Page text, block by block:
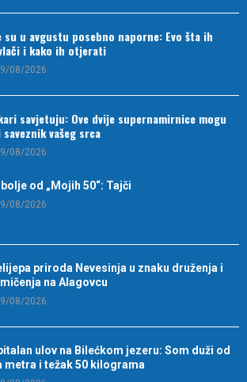
su u avgustu posebno naporne: Evo šta ih
i kako ih otjerati
08/2026
savjetuju: Ove dvije supernamirnice mogu
vašeg srca
08/2026
od „Mojih 50“: Tajči
08/2026
priroda Nevesinja u znaku druženja i
na Alagovcu
08/2026
ulov na Bilećkom jezeru: Som duži od
metra i težak 50 kilograma